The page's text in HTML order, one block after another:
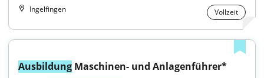
Ingelfingen Vollzeit
Ausbildung Maschinen- und Anlagenführer*